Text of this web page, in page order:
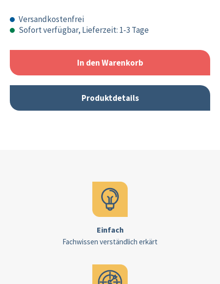
Versandkostenfrei
Sofort verfügbar, Lieferzeit: 1-3 Tage
In den Warenkorb
Produktdetails
Einfach
Fachwissen verständlich erkärt